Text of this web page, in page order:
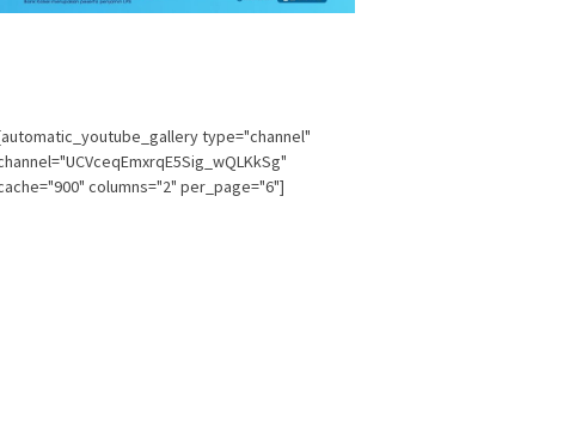
type="channel"
columns="2" per_page="6"]